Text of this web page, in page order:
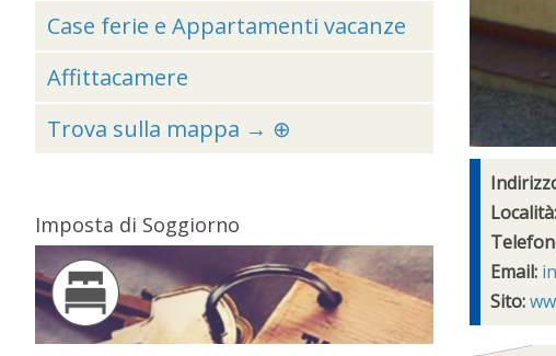
Località:
Email:
Sito:
Case ferie e Appartamenti vacanze
Affittacamere
Trova sulla mappa → ⊕
Imposta di Soggiorno